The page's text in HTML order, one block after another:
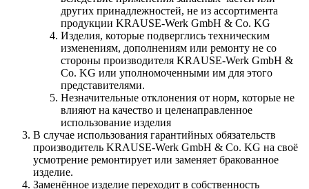
других принадлежностей, не из ассортимента
продукции KRAUSE-Werk GmbH & Со. KG
Изделия, которые подверглись техническим
изменениям, дополнениям или ремонту не со
стороны производителя KRAUSE-Werk GmbH &
Со. KG или уполномоченными им для этого
представителями.
Незначительные отклонения от норм, которые не
влияют на качество и целенаправленное
использование изделия
В случае использования гарантийных обязательств
производитель KRAUSE-Werk GmbH & Со. KG на своё
усмотрение ремонтирует или заменяет бракованное
изделие.
Заменённое изделие переходит в собственность